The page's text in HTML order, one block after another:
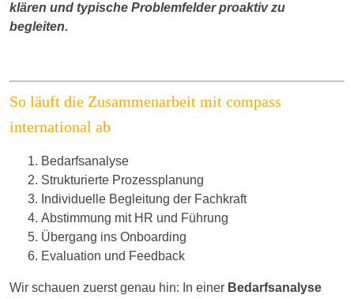
klären und typische Problemfelder proaktiv zu
begleiten.
So läuft die Zusammenarbeit mit compass
international ab
Bedarfsanalyse
Strukturierte Prozessplanung
Individuelle Begleitung der Fachkraft
Abstimmung mit HR und Führung
Übergang ins Onboarding
Evaluation und Feedback
Wir schauen zuerst genau hin: In einer Bedarfsanalyse